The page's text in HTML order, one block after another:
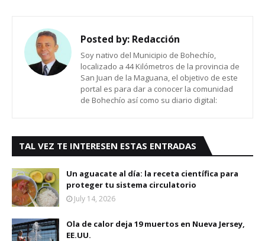
Posted by: Redacción
Soy nativo del Municipio de Bohechío,
localizado a 44 Kilómetros de la provincia de
San Juan de la Maguana, el objetivo de este
portal es para dar a conocer la comunidad
de Bohechío así como su diario digital:
TAL VEZ TE INTERESEN ESTAS ENTRADAS
Un aguacate al día: la receta científica para
proteger tu sistema circulatorio
July 14, 2026
Ola de calor deja 19 muertos en Nueva Jersey,
EE.UU.